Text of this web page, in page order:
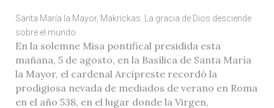
Santa María la Mayor, Makrickas: La gracia de Dios desciende
sobre el mundo
En la solemne Misa pontifical presidida esta
mañana, 5 de agosto, en la Basílica de Santa María
la Mayor, el cardenal Arcipreste recordó la
prodigiosa nevada de mediados de verano en Roma
en el año 538, en el lugar donde la Virgen,